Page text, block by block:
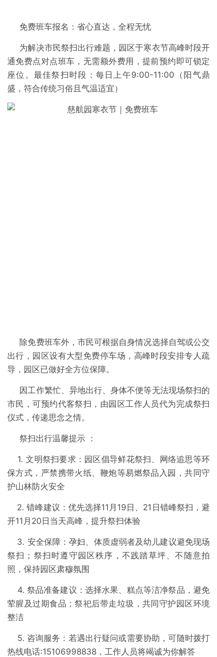
免费班车报名：省心直达，全程无忧
为解决市民祭扫出行难题，园区于寒衣节高峰时段开
通免费点对点班车，无需额外费用，提前预约即可锁定
座位。 最佳祭扫时段：每日上午9:00-11:00（阳气鼎
盛，符合传统习俗且气温适宜）
除免费班车外，市民可根据自身情况选择自驾或公交
出行，园区设有大型免费停车场，高峰时段安排专人疏
导，园区已做好全方位保障。
因工作繁忙、异地出行、身体不便等无法现场祭扫的
市民，可预约代客祭扫，由园区工作人员代为完成祭扫
仪式，传递思念之情。
祭扫出行温馨提示 ：
1. 文明祭扫要求：园区倡导鲜花祭扫、网络追思等环
保方式，严禁携带火纸、鞭炮等易燃祭品入园，共同守
护山林防火安全
2. 错峰建议：优先选择11月19日、21日错峰祭扫，避
开11月20日当天高峰，提升祭扫体验
3. 安全保障：孕妇、体质虚弱者及幼儿建议避免现场
祭扫；祭扫时遵守园区秩序，不践踏草坪、不随意拍
照，保持园区肃穆氛围
4. 祭品准备建议：选择水果、糕点等洁净祭品，避免
荤腥及过期食品；祭祀后带走垃圾，共同守护园区环境
整洁
5. 咨询服务：若遇出行疑问或需要协助，可随时拨打
热线电话:15106998838，工作人员将竭诚为你解答